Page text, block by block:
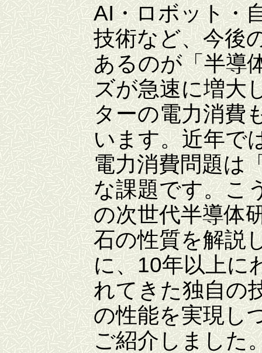
AI・ロボット・
技術など、今後
あるのが「半導
ズが急速に増大
ターの電力消費
います。近年で
電力消費問題は
な課題です。こ
の次世代半導体
石の性質を解説
に、10年以上に
れてきた独自の
の性能を実現し
ご紹介しました